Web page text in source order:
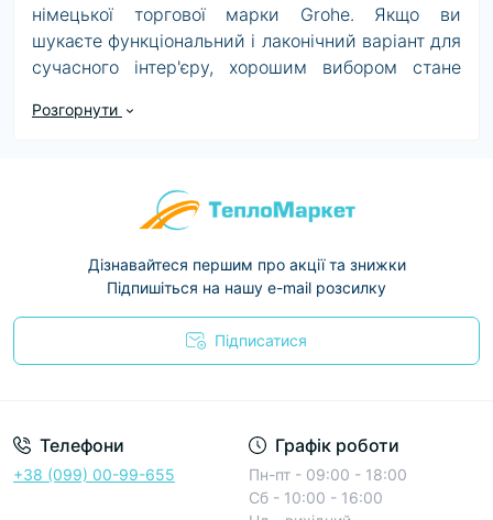
німецької торгової марки Grohe. Якщо ви
шукаєте функціональний і лаконічний варіант для
сучасного інтер'єру, хорошим вибором стане
аксесуари цієї дизайнерської лінійки
глянцевим ефектом.
Для серії Atrio new характерні плавні обтічні
форми. Всі елементи сантехнічних виробів немов
складені з закруглених і циліндричних деталей.
Характерна особливість цієї серії - тонкі
Особливості сантехніки Atrio new
• Спеціальне покриття StarLight захищає
поверхню від подряпин і дрібних пошкоджень,
Розгорнути
Дізнавайтеся першим про акції та знижки
Підпишіться на нашу e-mail розсилку
Підписатися
Телефони
+38 (099) 00-99-655
Графік роботи
Пн-пт - 09:00 - 18:00
Сб - 10:00 - 16:00